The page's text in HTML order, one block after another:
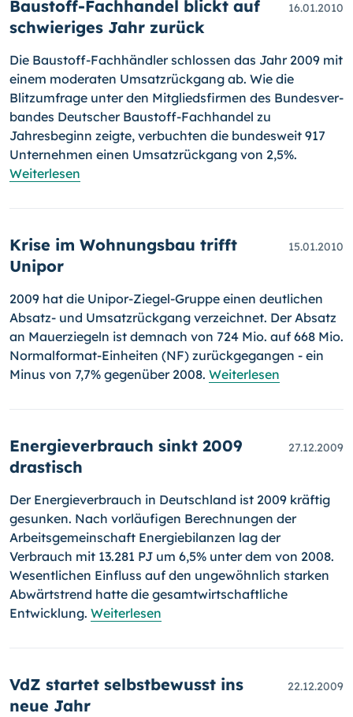
Baustoff-Fachhandel blickt auf
schwieriges Jahr zurück
16.01.2010
Die Baustoff-Fachhändler schlossen das Jahr 2009 mit
einem moderaten Um­satz­rück­gang ab. Wie die
Blitzumfrage unter den Mit­glieds­firmen des Bundesver­
ban­des Deutscher Baustoff-Fachhandel zu
Jahresbeginn zeigte, verbuchten die bundesweit 917
Unternehmen einen Um­satz­rückgang von 2,5%.
Weiterlesen
Krise im Wohnungsbau trifft
Unipor
15.01.2010
2009 hat die Unipor-Ziegel-Gruppe einen deutlichen
Absatz- und Um­satzrückgang verzeichnet. Der Absatz
an Mauerziegeln ist demnach von 724 Mio. auf 668 Mio.
Normalformat-Einheiten (NF) zurückge­gan­gen - ein
Minus von 7,7% gegenüber 2008. Weiterlesen
Energieverbrauch sinkt 2009
drastisch
27.12.2009
Der Energieverbrauch in Deutschland ist 2009 kräftig
gesunken. Nach vorläufigen Berechnungen der
Arbeitsgemeinschaft Energiebilanzen lag der
Verbrauch mit 13.281 PJ um 6,5% unter dem von 2008.
Wesent­lichen Einfluss auf den ungewöhnlich starken
Abwärtstrend hatte die gesamtwirtschaftliche
Entwicklung. Weiterlesen
VdZ startet selbstbewusst ins
neue Jahr
22.12.2009